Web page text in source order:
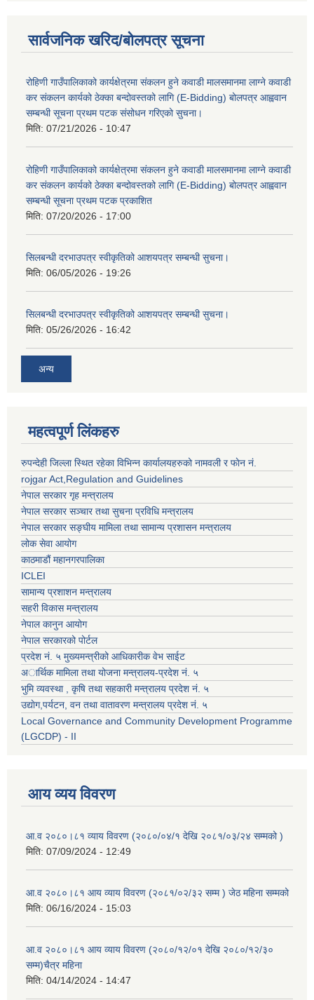
सार्वजनिक खरिद/बोलपत्र सूचना
रोहिणी गाउँपालिकाको कार्यक्षेत्रमा संकलन हुने कवाडी मालसमानमा लाग्ने कवाडी
कर संकलन कार्यको ठेक्का बन्दोवस्तको लागि (E-Bidding) बोलपत्र आह्ववान
सम्बन्धी सूचना प्रथम पटक संसोधन गरिएको सुचना।
मिति: 07/21/2026 - 10:47
रोहिणी गाउँपालिकाको कार्यक्षेत्रमा संकलन हुने कवाडी मालसमानमा लाग्ने कवाडी
कर संकलन कार्यको ठेक्का बन्दोवस्तको लागि (E-Bidding) बोलपत्र आह्ववान
सम्बन्धी सूचना प्रथम पटक प्रकाशित
मिति: 07/20/2026 - 17:00
सिलबन्धी दरभाउपत्र स्वीकृतिको आशयपत्र सम्बन्धी सुचना।
मिति: 06/05/2026 - 19:26
सिलबन्धी दरभाउपत्र स्वीकृतिको आशयपत्र सम्बन्धी सुचना।
मिति: 05/26/2026 - 16:42
अन्य
महत्वपूर्ण लिंकहरु
रुपन्देही जिल्ला स्थित रहेका विभिन्न कार्यालयहरुको नामवली र फाेन न‌ं.
rojgar Act,Regulation and Guidelines
नेपाल सरकार गृह मन्त्रालय
नेपाल सरकार सञ्चार तथा सुचना प्रविधि मन्त्रालय
नेपाल सरकार सङ्घीय मामिला तथा सामान्य प्रशासन मन्त्रालय
लोक सेवा आयोग
काठमाडौं महानगरपालिका
ICLEI
सामान्य प्रशाशन मन्त्रालय
सहरी विकास मन्त्रालय
नेपाल कानुन आयोग
नेपाल सरकारको पोर्टल
प्रदेश नं. ५ मुख्यमन्त्रीको आधिकारीक वेभ साईट
अार्थिक मामिला तथा योजना मन्त्रालय-प्रदेश नं. ५
भुमि व्यवस्था , कृषि तथा सहकारी मन्त्रालय प्रदेश नं. ५
उद्याेग,पर्यटन, वन तथा वातावरण मन्त्रालय प्रदेश नं. ५
Local Governance and Community Development Programme
(LGCDP) - II
आय व्यय विवरण
आ.व २०८०।८१ व्याय विवरण (२०८०/०४/१ देखि २०८१/०३/२४ सम्मको )
मिति: 07/09/2024 - 12:49
आ.व २०८०।८१ आय व्याय विवरण (२०८१/०२/३२ सम्म ) जेठ महिना सम्मको
मिति: 06/16/2024 - 15:03
आ.व २०८०।८१ आय व्याय विवरण (२०८०/१२/०१ देखि २०८०/१२/३०
सम्म)चैत्र महिना
मिति: 04/14/2024 - 14:47